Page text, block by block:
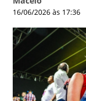
16/06/2026 às 17:36